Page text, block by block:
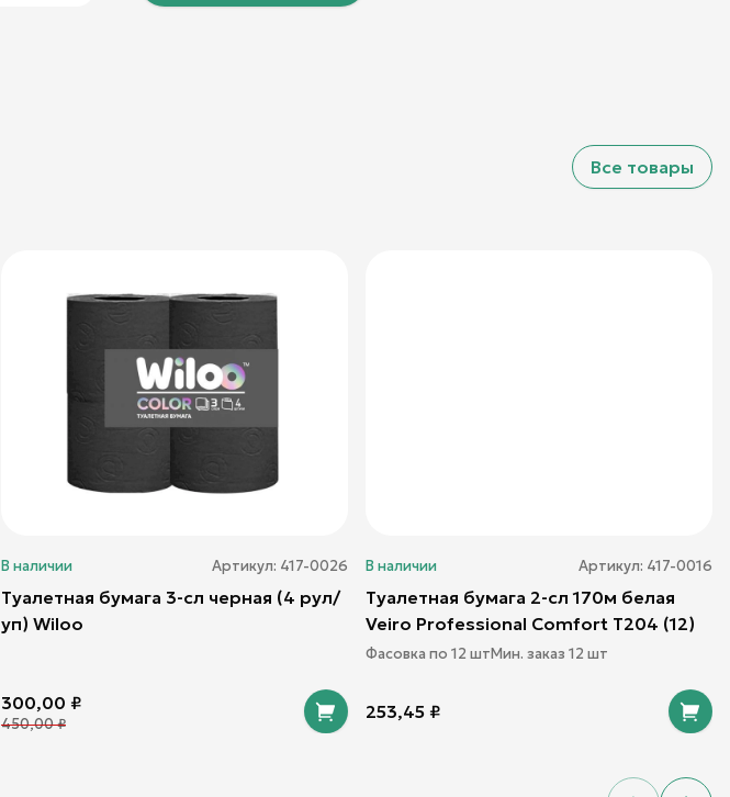
Все товары
В наличии Артикул: 417-0026
Туалетная бумага 3-сл черная (4 рул/
уп) Wiloo
300,00 ₽
450,00₽
В наличии Артикул: 417-0016
Туалетная бумага 2-сл 170м белая
Veiro Professional Comfort T204 (12)
Фасовка по 12 штМин. заказ 12 шт
253,45 ₽